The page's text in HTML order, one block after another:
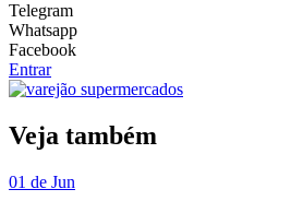
Telegram
Whatsapp
Facebook
Entrar
Veja também
01 de Jun